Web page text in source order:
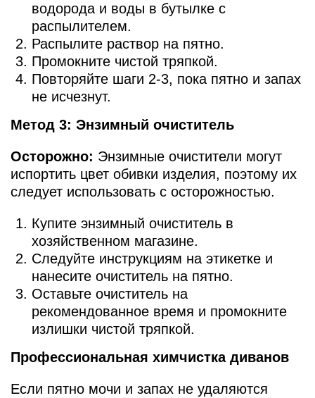
водорода и воды в бутылке с
распылителем.
Распылите раствор на пятно.
Промокните чистой тряпкой.
Повторяйте шаги 2-3, пока пятно и запах
не исчезнут.
Метод 3: Энзимный очиститель
Осторожно: Энзимные очистители могут
испортить цвет обивки изделия, поэтому их
следует использовать с осторожностью.
Купите энзимный очиститель в
хозяйственном магазине.
Следуйте инструкциям на этикетке и
нанесите очиститель на пятно.
Оставьте очиститель на
рекомендованное время и промокните
излишки чистой тряпкой.
Профессиональная химчистка диванов
Если пятно мочи и запах не удаляются